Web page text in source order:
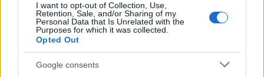
I want to opt-out of Collection, Use,
Retention, Sale, and/or Sharing of my
Personal Data that Is Unrelated with the
Purposes for which it was collected.
Opted Out
Google consents
NECROLOGIE